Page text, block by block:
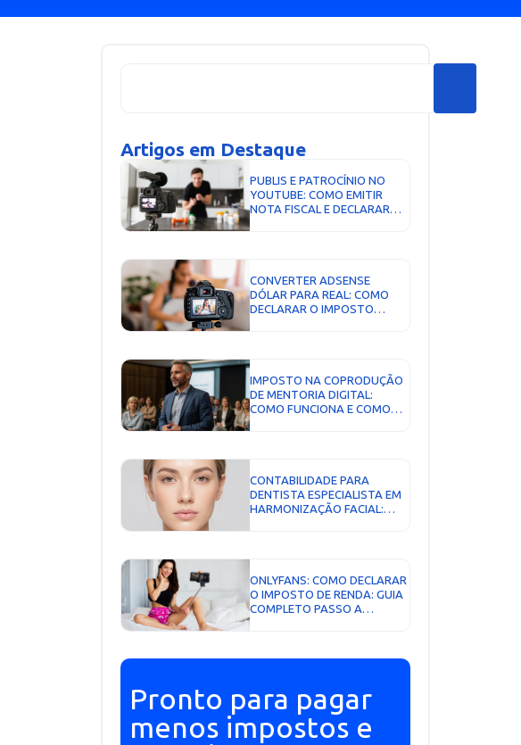
Artigos em Destaque
PUBLIS E PATROCÍNIO NO
YOUTUBE: COMO EMITIR
NOTA FISCAL E DECLARAR
CORRETAMENTE...
CONVERTER ADSENSE
DÓLAR PARA REAL: COMO
DECLARAR O IMPOSTO
IMPOSTO NA COPRODUÇÃO
DE MENTORIA DIGITAL:
COMO FUNCIONA E COMO
PAGAR MENOS...
CONTABILIDADE PARA
DENTISTA ESPECIALISTA EM
HARMONIZAÇÃO FACIAL:
ONLYFANS: COMO DECLARAR
O IMPOSTO DE RENDA: GUIA
COMPLETO PASSO A
PASSO...
Pronto para pagar
menos impostos e